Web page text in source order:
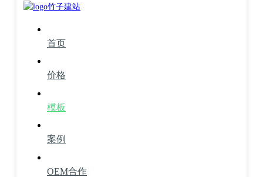
首页
价格
模板
案例
OEM合作